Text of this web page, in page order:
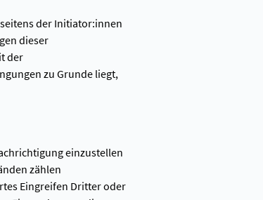
der Initiator:innen
dieser
der
zu Grunde liegt,
einzustellen
zählen
Eingreifen Dritter oder